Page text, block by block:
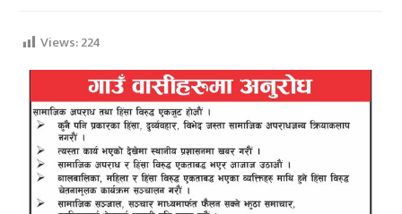
Views:224